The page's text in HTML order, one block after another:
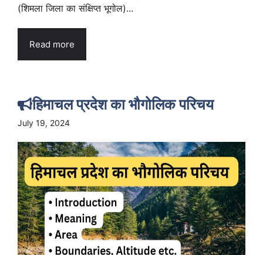
(शिमला जिला का संक्षिप्त भूगोल)...
Read more
हिमाचल प्रदेश का भौगोलिक परिचय
July 19, 2024